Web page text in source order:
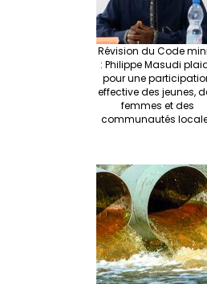
Révision du Code
: Philippe Masudi
pour une
effective des jeunes,
femmes et des
communautés